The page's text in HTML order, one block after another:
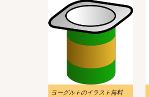
ヨーグルトのイラスト無料